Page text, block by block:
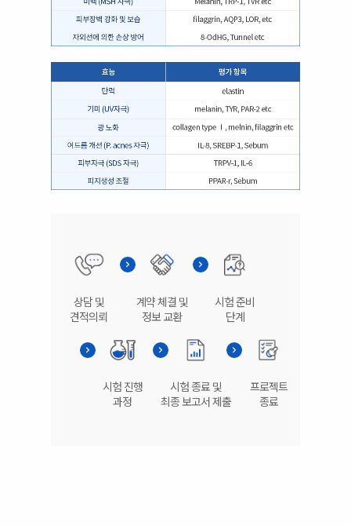
상담 및
견적의뢰
계약 체결 및
정보 교환
시험 준비
단계
시험 진행
과정
시험 종료 및
최종 보고서 제출
프로젝트
종료